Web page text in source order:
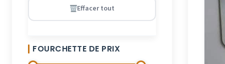
Effacer tout
FOURCHETTE DE PRIX